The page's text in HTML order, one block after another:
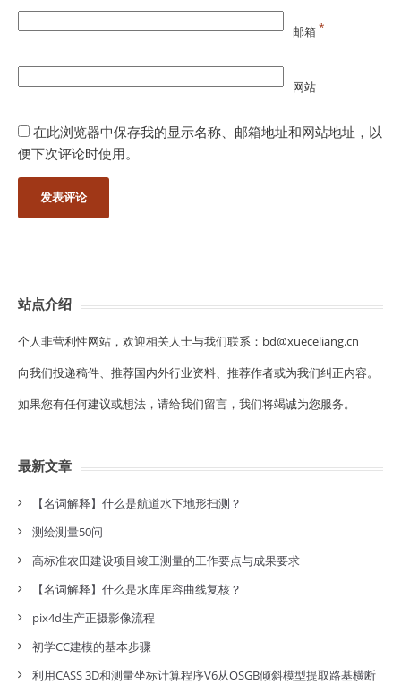
邮箱*
网站
在此浏览器中保存我的显示名称、邮箱地址和网站地址，以
便下次评论时使用。
站点介绍
个人非营利性网站，欢迎相关人士与我们联系：bd@xueceliang.cn
向我们投递稿件、推荐国内外行业资料、推荐作者或为我们纠正内容。
如果您有任何建议或想法，请给我们留言，我们将竭诚为您服务。
最新文章
【名词解释】什么是航道水下地形扫测？
测绘测量50问
高标准农田建设项目竣工测量的工作要点与成果要求
【名词解释】什么是水库库容曲线复核？
pix4d生产正摄影像流程
初学CC建模的基本步骤
利用CASS 3D和测量坐标计算程序V6从OSGB倾斜模型提取路基横断